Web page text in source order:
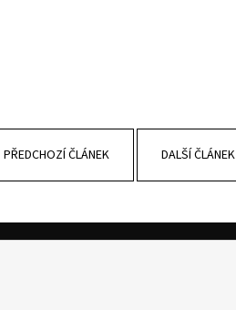
PŘEDCHOZÍ ČLÁNEK DALŠÍ ČLÁNEK